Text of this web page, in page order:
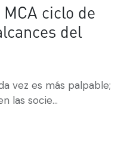
ciclo de
del
vez es más palpable;
las socie...